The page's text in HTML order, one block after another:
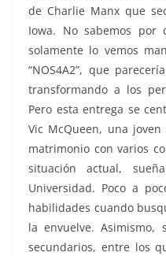
de Charlie Manx que
Iowa. No sabemos
solamente lo vemos
“NOS4A2”, que
transformando a los
Pero esta entrega se
Vic McQueen, una
matrimonio con varios
situación actual,
Universidad. Poco a
habilidades cuando
la envuelve. Asimismo,
secundarios, entre los